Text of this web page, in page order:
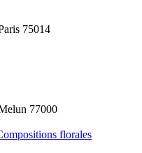
75014
77000